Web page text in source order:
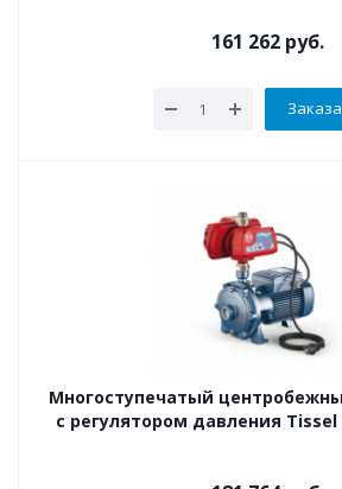
161 262руб.
Многоступечатый
с регулятором давления Tissel